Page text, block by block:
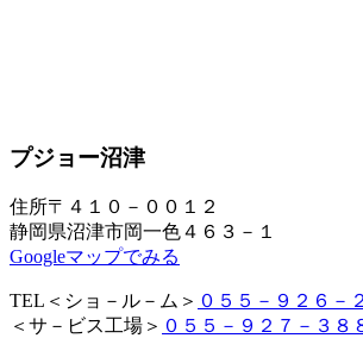
プジョー沼津
住所〒４１０－００１２
静岡県沼津市岡一色４６３－１
Googleマップでみる
TEL ＜ショ－ル－ム＞ ０５５－９２６－
＜サ－ビス工場＞ ０５５－９２７－３８